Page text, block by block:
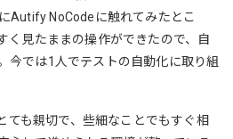
Autify NoCodeに触れてみたとこ
く見たままの操作ができたので、自
今では1人でテストの自動化に取り組
も親切で、些細なことでもすぐ相